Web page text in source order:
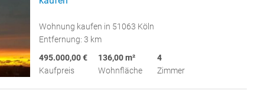
Wohnung kaufen in 51063 Köln
Entfernung: 3 km
495.000,00 €
Kaufpreis
136,00 m²
Wohnfläche
4
Zimmer